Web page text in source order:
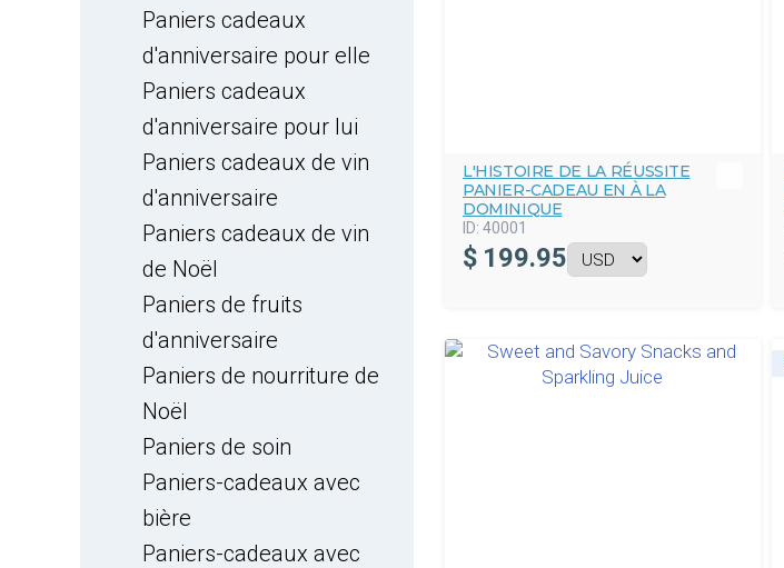
Paniers cadeaux
d'anniversaire pour elle
Paniers cadeaux
d'anniversaire pour lui
Paniers cadeaux de vin
d'anniversaire
Paniers cadeaux de vin
de Noël
Paniers de fruits
d'anniversaire
Paniers de nourriture de
Noël
Paniers de soin
Paniers-cadeaux avec
bière
Paniers-cadeaux avec
L'HISTOIRE DE LA RÉUSSITE
PANIER-CADEAU EN À LA
DOMINIQUE
ID: 40001
$ 199.95